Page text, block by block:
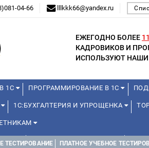
04-66 lllkkk66@yandex.ru
ЕЖЕГОДНО БОЛЕЕ
КАДРОВИКОВ И
ИСПОЛЬЗУЮТ НАШИ
1С ПРОГРАММИРОВАНИЕ В 1С
1С:БУХГАЛТЕРИЯ И УПРОЩЕНКА
КУРСЫ ДЛЯ ШКОЛЬНИКОВ ДЛЯ
ТЕСТИРОВАНИЕ ПЛАТНОЕ УЧЕБНОЕ